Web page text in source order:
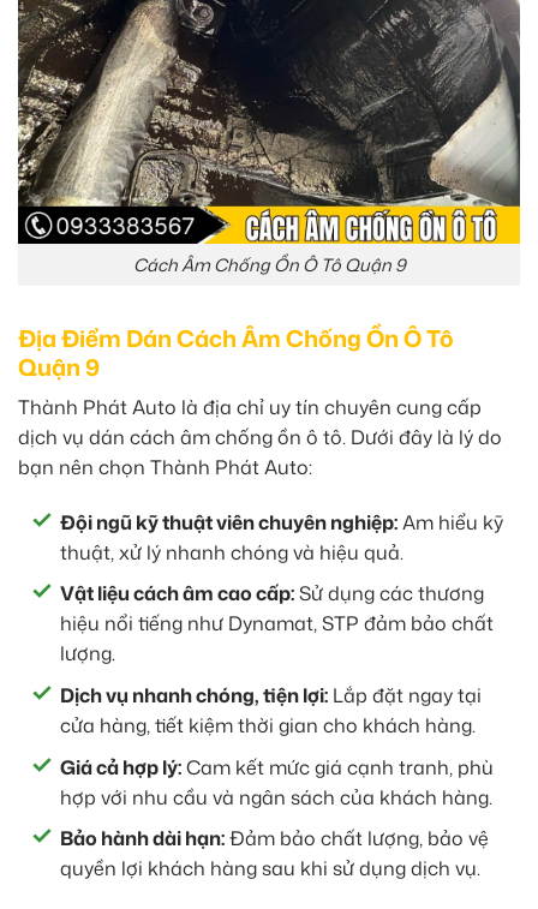
Cách Âm Chống Ồn Ô Tô Quận 9
Địa Điểm Dán Cách Âm Chống Ồn Ô Tô
Quận 9
Thành Phát Auto là địa chỉ uy tín chuyên cung cấp
dịch vụ dán cách âm chống ồn ô tô. Dưới đây là lý do
bạn nên chọn Thành Phát Auto:
Đội ngũ kỹ thuật viên chuyên nghiệp:Am hiểu kỹ
thuật, xử lý nhanh chóng và hiệu quả.
Vật liệu cách âm cao cấp:Sử dụng các thương
hiệu nổi tiếng như Dynamat, STP đảm bảo chất
lượng.
Dịch vụ nhanh chóng, tiện lợi: Lắp đặt ngay tại
cửa hàng, tiết kiệm thời gian cho khách hàng.
Giá cả hợp lý:Cam kết mức giá cạnh tranh, phù
hợp với nhu cầu và ngân sách của khách hàng.
Bảo hành dài hạn:Đảm bảo chất lượng, bảo vệ
quyền lợi khách hàng sau khi sử dụng dịch vụ.